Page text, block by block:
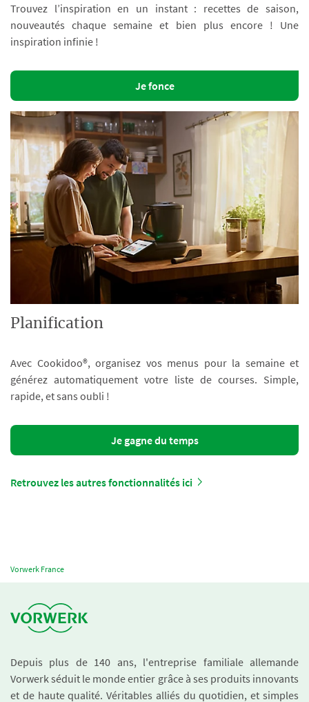
Trouvez l’inspiration en un instant : recettes de saison,
nouveautés chaque semaine et bien plus encore ! Une
inspiration infinie !
Je fonce
Planification
Avec Cookidoo®, organisez vos menus pour la semaine et
générez automatiquement votre liste de courses. Simple,
rapide, et sans oubli !
Je gagne du temps
Retrouvez les autres fonctionnalités ici
Vorwerk France
Depuis plus de 140 ans, l'entreprise familiale allemande
Vorwerk séduit le monde entier grâce à ses produits innovants
et de haute qualité. Véritables alliés du quotidien, et simples